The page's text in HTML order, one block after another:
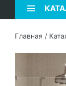
Главная /